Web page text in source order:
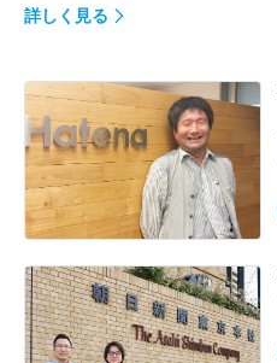
詳しく見る